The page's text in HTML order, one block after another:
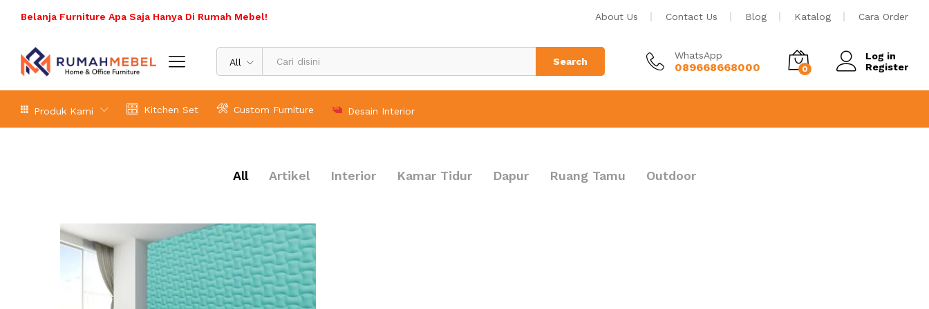
Belanja Furniture Apa Saja Hanya Di Rumah Mebel! About Us Contact Us Blog Katalog Cara Order
All Search
WhatsApp
089668668000 0
Log in
Register
Produk Kami Kitchen Set Custom Furniture Desain Interior
All Artikel Interior Kamar Tidur Dapur Ruang Tamu Outdoor